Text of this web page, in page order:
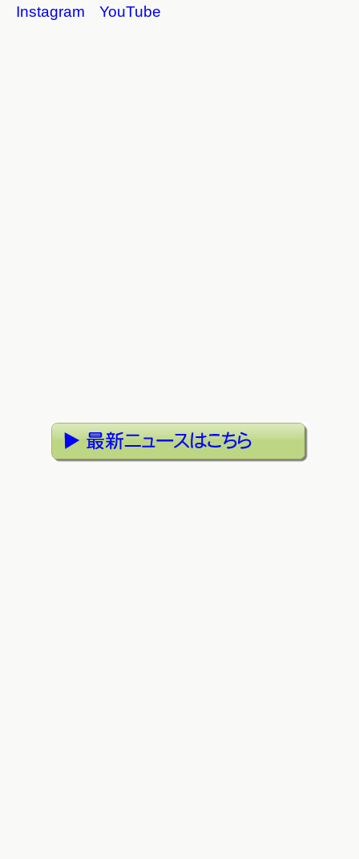
Instagram YouTube